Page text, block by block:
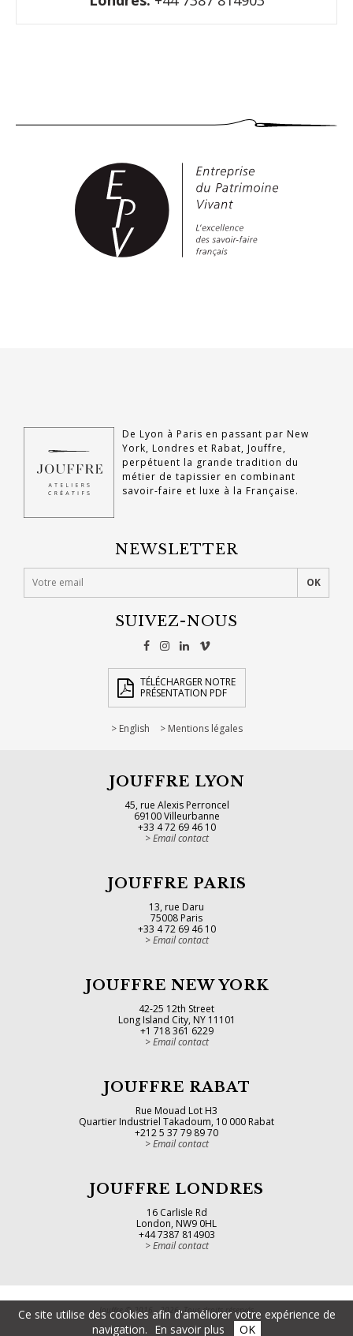
De Lyon à Paris en passant par New
York, Londres et Rabat, Jouffre,
perpétuent la grande tradition du
métier de tapissier en combinant
savoir-faire et luxe à la Française.
NEWSLETTER
SUIVEZ-NOUS
TÉLÉCHARGER NOTRE
PRÉSENTATION PDF
English Mentions légales
Jouffre © 2016 - 2026. Tous droits réservés
JOUFFRE LYON
45, rue Alexis Perroncel
69100 Villeurbanne
+33 4 72 69 46 10
Email contact
JOUFFRE PARIS
13, rue Daru
75008 Paris
+33 4 72 69 46 10
Email contact
JOUFFRE NEW YORK
42-25 12th Street
Long Island City, NY 11101
+1 718 361 6229
Email contact
JOUFFRE RABAT
Rue Mouad Lot H3
Quartier Industriel Takadoum, 10 000 Rabat
+212 5 37 79 89 70
Email contact
JOUFFRE LONDRES
16 Carlisle Rd
London, NW9 0HL
+44 7387 814903
Email contact
Ce site utilise des cookies afin d'améliorer votre expérience de
navigation. En savoir plus OK